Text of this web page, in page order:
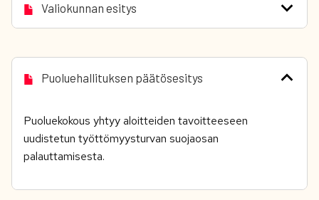
Valiokunnan esitys
Puoluehallituksen päätösesitys
Puoluekokous yhtyy aloitteiden tavoitteeseen
uudistetun työttömyysturvan suojaosan
palauttamisesta.